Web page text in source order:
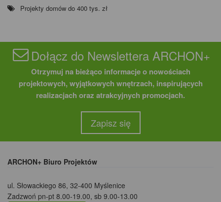
Projekty domów do 400 tys. zł
Dołącz do Newslettera ARCHON+
Otrzymuj na bieżąco informacje o nowościach
projektowych, wyjątkowych wnętrzach, inspirujących
realizacjach oraz atrakcyjnych promocjach.
Zapisz się
ARCHON+ Biuro Projektów
ul. Słowackiego 86, 32-400 Myślenice
Zadzwoń pn-pt 8.00-19.00, sb 9.00-13.00